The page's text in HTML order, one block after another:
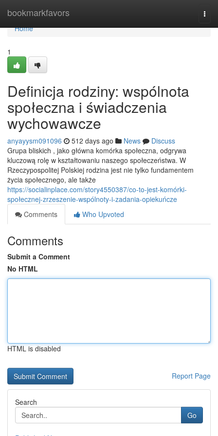
bookmarkfavors
Home
Home
1
Definicja rodziny: wspólnota
społeczna i świadczenia
wychowawcze
anyayysm091096 512 days ago News
Discuss
Grupa bliskich , jako główna komórka społeczna, odgrywa
kluczową rolę w kształtowaniu naszego społeczeństwa. W
Rzeczypospolitej Polskiej rodzina jest nie tylko fundamentem
życia społecznego, ale także
https://socialinplace.com/story4550387/co-to-jest-komórki-
społecznej-zrzeszenie-wspólnoty-i-zadania-opiekuńcze
Comments
Who Upvoted
Comments
Submit a Comment
No HTML
HTML is disabled
Report Page
Search
Go